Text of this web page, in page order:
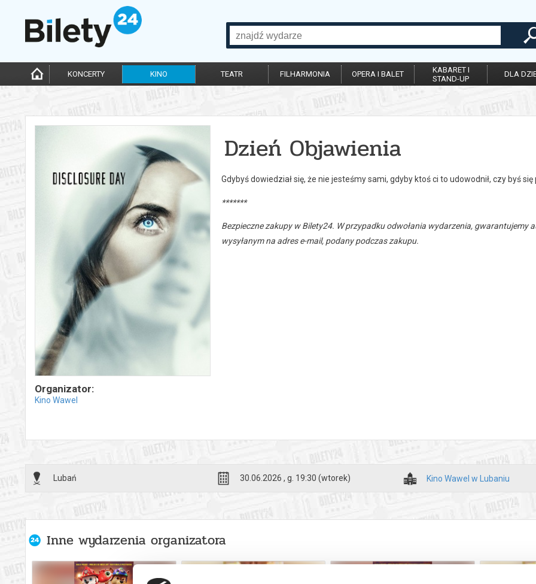
KONCERTY KINO TEATR FILHARMONIA OPERA I BALET
KABARET I
STAND-UP
DLA
Organizator:
Kino Wawel
Dzień Objawienia
Gdybyś dowiedział się, że nie jesteśmy sami, gdyby ktoś ci to udowodnił, czy byś
*******
Bezpieczne zakupy w Bilety24. W przypadku odwołania wydarzenia,
wysyłanym na adres e-mail, podany podczas zakupu.
Lubań 30.06.2026 , g. 19:30 (wtorek) Kino Wawel w Lubaniu
Inne wydarzenia organizatora